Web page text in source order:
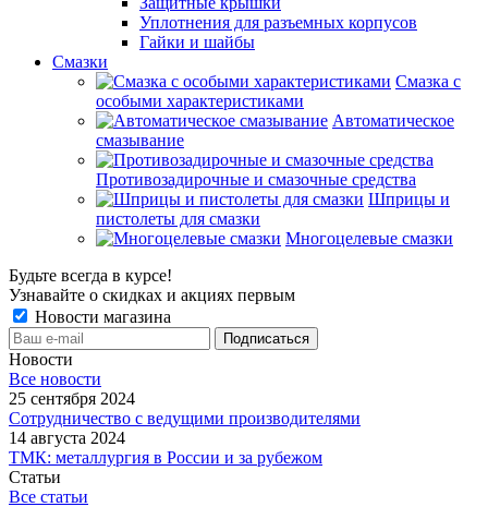
Уплотнения для разъемных корпусов
Гайки и шайбы
Смазки
Смазка с
особыми характеристиками
Автоматическое
смазывание
Противозадирочные и смазочные средства
Шприцы и
пистолеты для смазки
Многоцелевые смазки
Будьте всегда в курсе!
Узнавайте о скидках и акциях первым
Новости магазина
Новости
Все новости
25 сентября 2024
Сотрудничество с ведущими производителями
14 августа 2024
ТМК: металлургия в России и за рубежом
Статьи
Все статьи